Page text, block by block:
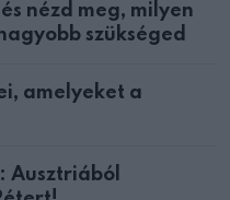
nézd meg, milyen
szükséged
amelyeket a
Ausztriából